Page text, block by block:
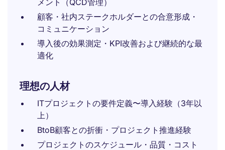
メント（QCD管理）
顧客・社内ステークホルダーとの合意形成・
コミュニケーション
導入後の効果測定・KPI改善および継続的な最
適化
理想の人材
ITプロジェクトの要件定義〜導入経験（3年以
上）
BtoB顧客との折衝・プロジェクト推進経験
プロジェクトのスケジュール・品質・コスト